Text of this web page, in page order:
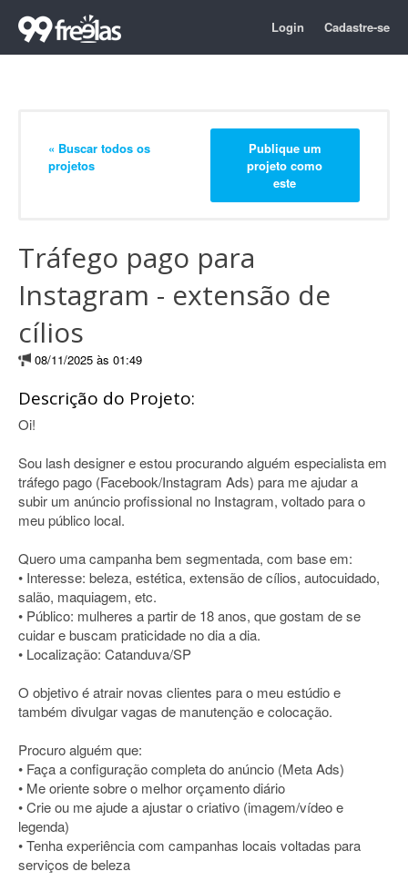
Login Cadastre-se
« Buscar todos os
projetos
Publique um
projeto como
este
Tráfego pago para
Instagram - extensão de
cílios
08/11/2025 às 01:49
Descrição do Projeto:
Oi!
Sou lash designer e estou procurando alguém especialista em
tráfego pago (Facebook/Instagram Ads) para me ajudar a
subir um anúncio profissional no Instagram, voltado para o
meu público local.
Quero uma campanha bem segmentada, com base em:
• Interesse: beleza, estética, extensão de cílios, autocuidado,
salão, maquiagem, etc.
• Público: mulheres a partir de 18 anos, que gostam de se
cuidar e buscam praticidade no dia a dia.
• Localização: Catanduva/SP
O objetivo é atrair novas clientes para o meu estúdio e
também divulgar vagas de manutenção e colocação.
Procuro alguém que:
• Faça a configuração completa do anúncio (Meta Ads)
• Me oriente sobre o melhor orçamento diário
• Crie ou me ajude a ajustar o criativo (imagem/vídeo e
legenda)
• Tenha experiência com campanhas locais voltadas para
serviços de beleza